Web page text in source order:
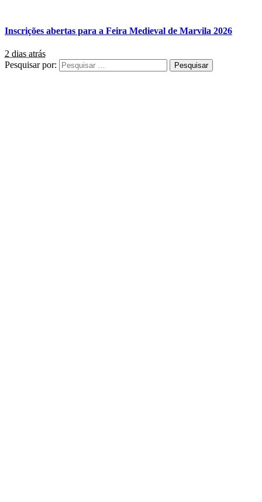
Inscrições abertas para a Feira Medieval de Marvila 2026
2 dias atrás
Pesquisar por: